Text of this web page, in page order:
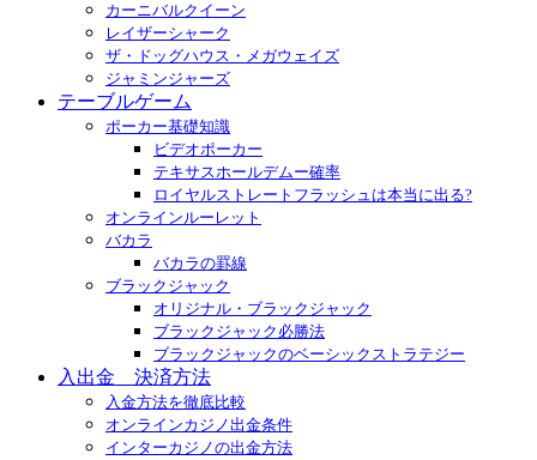
カーニバルクイーン
レイザーシャーク
ザ・ドッグハウス・メガウェイズ
ジャミンジャーズ
テーブルゲーム
ポーカー基礎知識
ビデオポーカー
テキサスホールデムー確率
ロイヤルストレートフラッシュは本当に出る?
オンラインルーレット
バカラ
バカラの罫線
ブラックジャック
オリジナル・ブラックジャック
ブラックジャック必勝法
ブラックジャックのベーシックストラテジー
入出金 決済方法
入金方法を徹底比較
オンラインカジノ出金条件
インターカジノの出金方法